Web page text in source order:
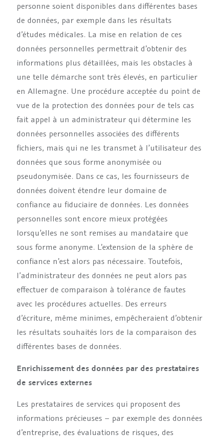
personne soient disponibles dans différentes bases
de données, par exemple dans les résultats
d’études médicales. La mise en relation de ces
données personnelles permettrait d’obtenir des
informations plus détaillées, mais les obstacles à
une telle démarche sont très élevés, en particulier
en Allemagne. Une procédure acceptée du point de
vue de la protection des données pour de tels cas
fait appel à un administrateur qui détermine les
données personnelles associées des différents
fichiers, mais qui ne les transmet à l’utilisateur des
données que sous forme anonymisée ou
pseudonymisée. Dans ce cas, les fournisseurs de
données doivent étendre leur domaine de
confiance au fiduciaire de données. Les données
personnelles sont encore mieux protégées
lorsqu’elles ne sont remises au mandataire que
sous forme anonyme. L’extension de la sphère de
confiance n’est alors pas nécessaire. Toutefois,
l’administrateur des données ne peut alors pas
effectuer de comparaison à tolérance de fautes
avec les procédures actuelles. Des erreurs
d’écriture, même minimes, empêcheraient d’obtenir
les résultats souhaités lors de la comparaison des
différentes bases de données.
Enrichissement des données par des prestataires
de services externes
Les prestataires de services qui proposent des
informations précieuses – par exemple des données
d’entreprise, des évaluations de risques, des